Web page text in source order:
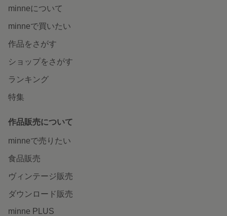
minneについて
minneで買いたい
作品をさがす
ショップをさがす
ランキング
特集
作品販売について
minneで売りたい
食品販売
ヴィンテージ販売
ダウンロード販売
minne PLUS